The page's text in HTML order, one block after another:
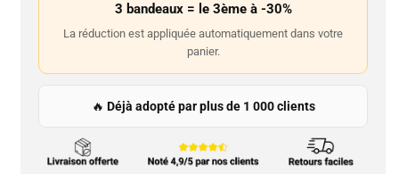
3 bandeaux = le 3ème à -30%
La réduction est appliquée automatiquement dans votre
panier.
🔥 Déjà adopté par plus de 1 000 clients